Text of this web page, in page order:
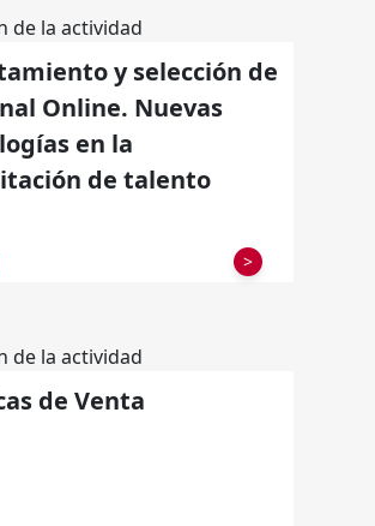
y selección de
Online. Nuevas
en la
de talento
>
de Venta